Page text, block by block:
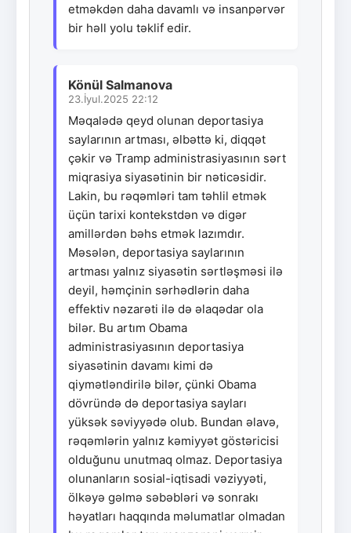
etməkdən daha davamlı və insanpərvər
bir həll yolu təklif edir.
Könül Salmanova
23.İyul.2025 22:12
Məqalədə qeyd olunan deportasiya
saylarının artması, əlbəttə ki, diqqət
çəkir və Tramp administrasiyasının sərt
miqrasiya siyasətinin bir nəticəsidir.
Lakin, bu rəqəmləri tam təhlil etmək
üçün tarixi kontekstdən və digər
amillərdən bəhs etmək lazımdır.
Məsələn, deportasiya saylarının
artması yalnız siyasətin sərtləşməsi ilə
deyil, həmçinin sərhədlərin daha
effektiv nəzarəti ilə də əlaqədar ola
bilər. Bu artım Obama
administrasiyasının deportasiya
siyasətinin davamı kimi də
qiymətləndirilə bilər, çünki Obama
dövründə də deportasiya sayları
yüksək səviyyədə olub. Bundan əlavə,
rəqəmlərin yalnız kəmiyyət göstəricisi
olduğunu unutmaq olmaz. Deportasiya
olunanların sosial-iqtisadi vəziyyəti,
ölkəyə gəlmə səbəbləri və sonrakı
həyatları haqqında məlumatlar olmadan